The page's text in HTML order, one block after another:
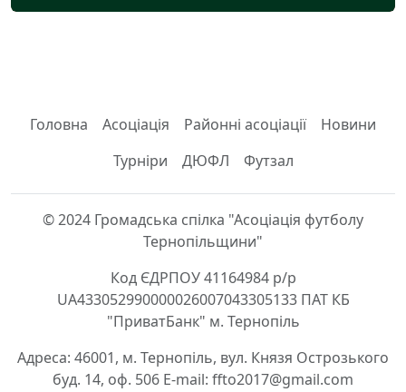
Головна Асоціація Районні асоціації
Новини
Турніри
ДЮФЛ Футзал
© 2024 Громадська спілка "Асоціація футболу
Тернопільщини"
Код ЄДРПОУ 41164984 р/р
UA433052990000026007043305133 ПАТ КБ
"ПриватБанк" м. Тернопіль
Адреса: 46001, м. Тернопіль, вул. Князя Острозького
буд. 14, оф. 506 E-mail: ffto2017@gmail.com